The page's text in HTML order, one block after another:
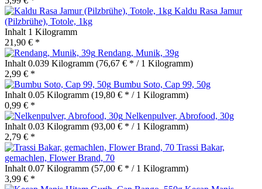
Kaldu Rasa Jamur
(Pilzbrühe), Totole, 1kg
Inhalt 1 Kilogramm
21,90 € *
Rendang, Munik, 39g
Inhalt 0.039 Kilogramm (76,67 € * / 1 Kilogramm)
2,99 € *
Bumbu Soto, Cap 99, 50g
Inhalt 0.05 Kilogramm (19,80 € * / 1 Kilogramm)
0,99 € *
Nelkenpulver, Abrofood, 30g
Inhalt 0.03 Kilogramm (93,00 € * / 1 Kilogramm)
2,79 € *
Trassi Bakar,
gemachlen, Flower Brand, 70
Inhalt 0.07 Kilogramm (57,00 € * / 1 Kilogramm)
3,99 € *